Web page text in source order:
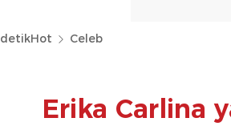
detikHot Celeb
Erika Carlina